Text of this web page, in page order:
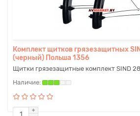
Комплект щитков грязезащитных
(черный) Польша 1356
Щитки грязезащитные комплект SIND